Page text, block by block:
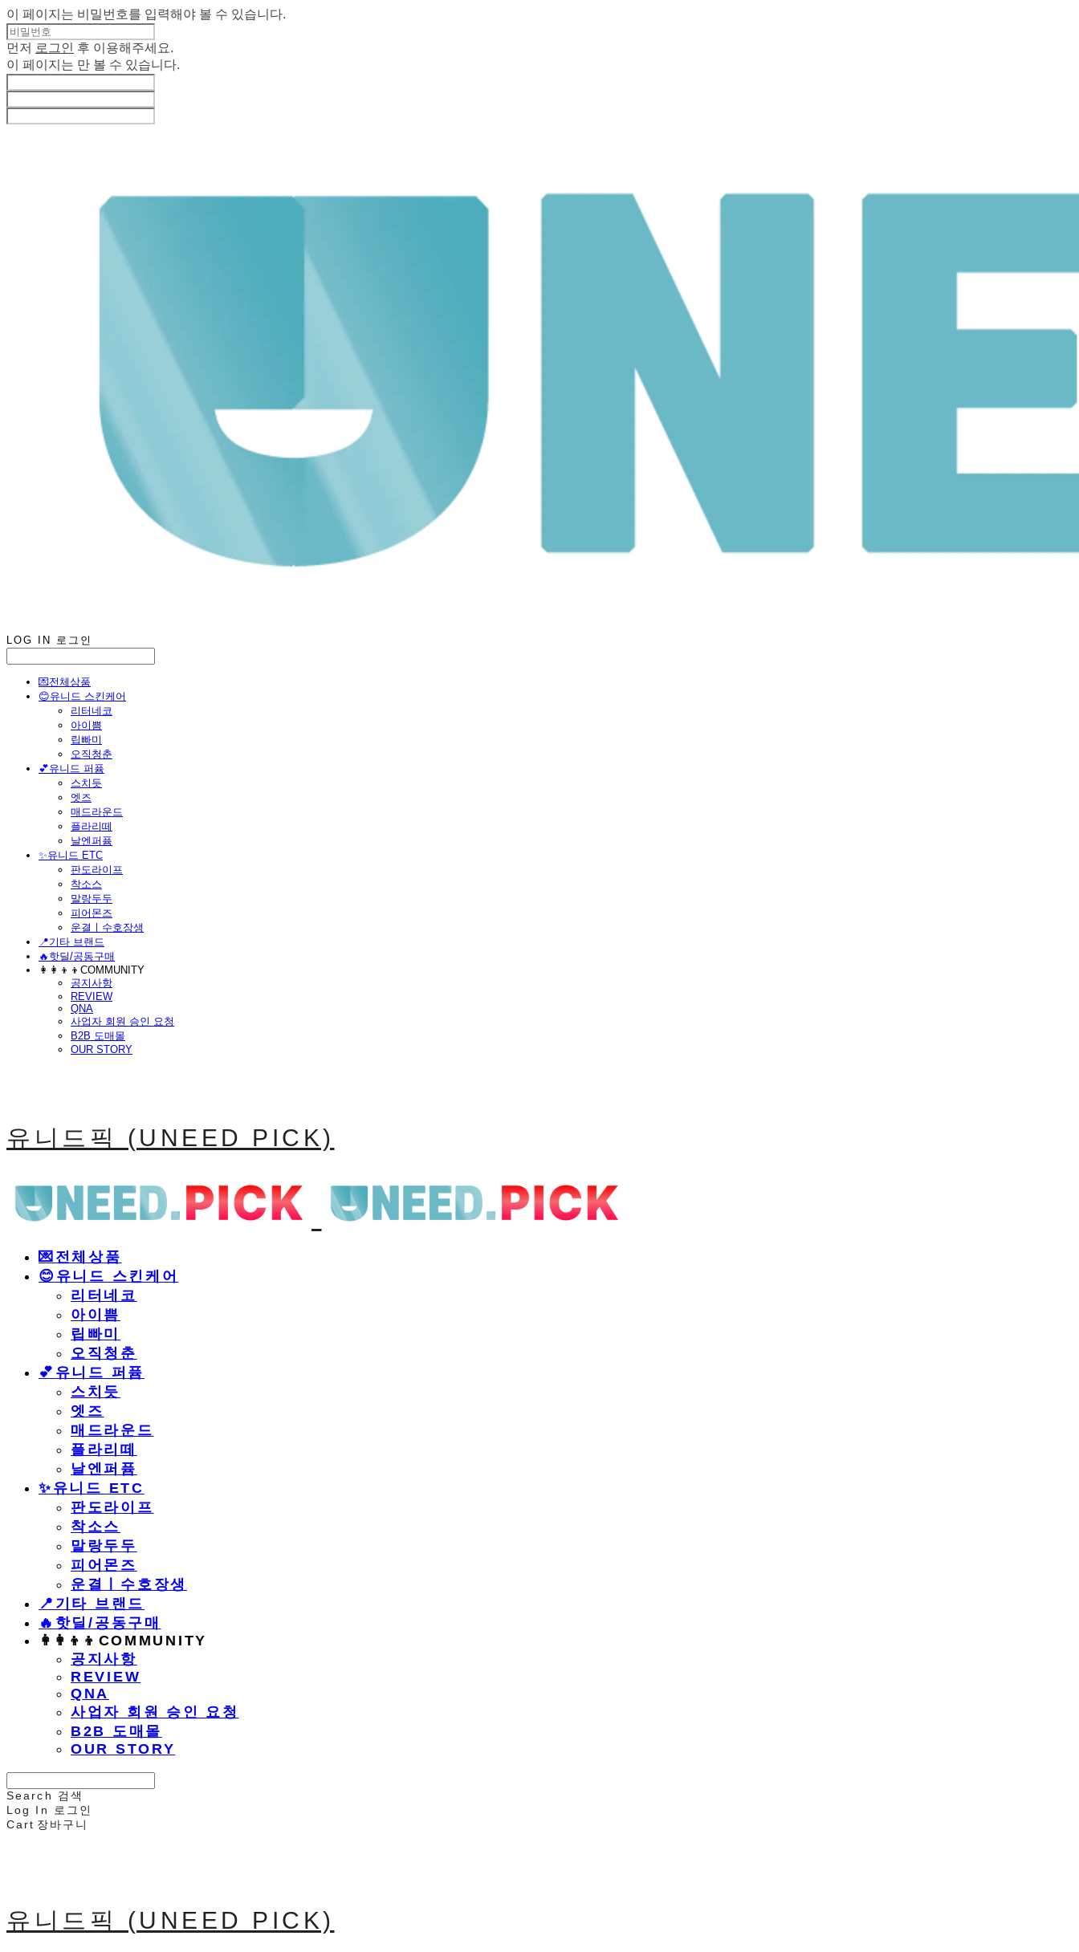
이 페이지는 비밀번호를 입력해야 볼 수 있습니다.
먼저 로그인
후 이용해주세요.
이 페이지는 만 볼 수 있습니다.
LOG IN 로그인
💌전체상품
😊유니드 스킨케어
리터네코
아이쁨
립빠미
오직청춘
💕유니드 퍼퓸
스치듯
엣즈
매드라운드
플라리떼
날엔퍼퓸
​✨유니드 ETC
판도라이프
착소스
말랑두두
피어몬즈
운결ㅣ수호장생
📍기타 브랜드
🔥핫딜/공동구매
👩‍👩‍👦‍👦COMMUNITY
공지사항
REVIEW
QNA
사업자 회원 승인 요청
B2B 도매몰
OUR STORY
유니드픽 (UNEED PICK)
💌전체상품
😊유니드 스킨케어
리터네코
아이쁨
립빠미
오직청춘
💕유니드 퍼퓸
스치듯
엣즈
매드라운드
플라리떼
날엔퍼퓸
​✨유니드 ETC
판도라이프
착소스
말랑두두
피어몬즈
운결ㅣ수호장생
📍기타 브랜드
🔥핫딜/공동구매
👩‍👩‍👦‍👦COMMUNITY
공지사항
REVIEW
QNA
사업자 회원 승인 요청
B2B 도매몰
OUR STORY
Search
검색
Log In
로그인
Cart 장바구니
유니드픽 (UNEED PICK)